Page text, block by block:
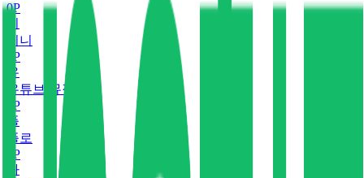
0P
지니
P
유
유튜브 뮤직
P
플
플로
P
바